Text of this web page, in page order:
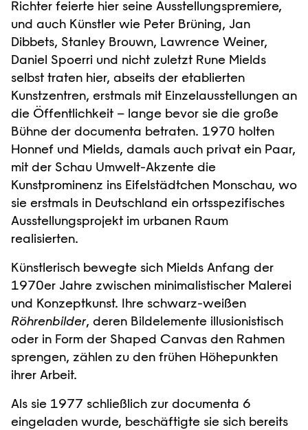
Richter feierte hier seine Ausstellungspremiere,
und auch Künstler wie Peter Brüning, Jan
Dibbets, Stanley Brouwn, Lawrence Weiner,
Daniel Spoerri und nicht zuletzt Rune Mields
selbst traten hier, abseits der etablierten
Kunstzentren, erstmals mit Einzelausstellungen an
die Öffentlichkeit – lange bevor sie die große
Bühne der documenta betraten. 1970 holten
Honnef und Mields, damals auch privat ein Paar,
mit der Schau Umwelt-Akzente die
Kunstprominenz ins Eifelstädtchen Monschau, wo
sie erstmals in Deutschland ein ortsspezifisches
Ausstellungsprojekt im urbanen Raum
realisierten.
Künstlerisch bewegte sich Mields Anfang der
1970er Jahre zwischen minimalistischer Malerei
und Konzeptkunst. Ihre schwarz-weißen
Röhrenbilder, deren Bildelemente illusionistisch
oder in Form der Shaped Canvas den Rahmen
sprengen, zählen zu den frühen Höhepunkten
ihrer Arbeit.
Als sie 1977 schließlich zur documenta 6
eingeladen wurde, beschäftigte sie sich bereits